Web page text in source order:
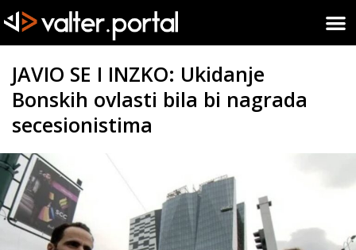
JAVIO SE I INZKO: Ukidanje
Bonskih ovlasti bila bi nagrada
secesionistima